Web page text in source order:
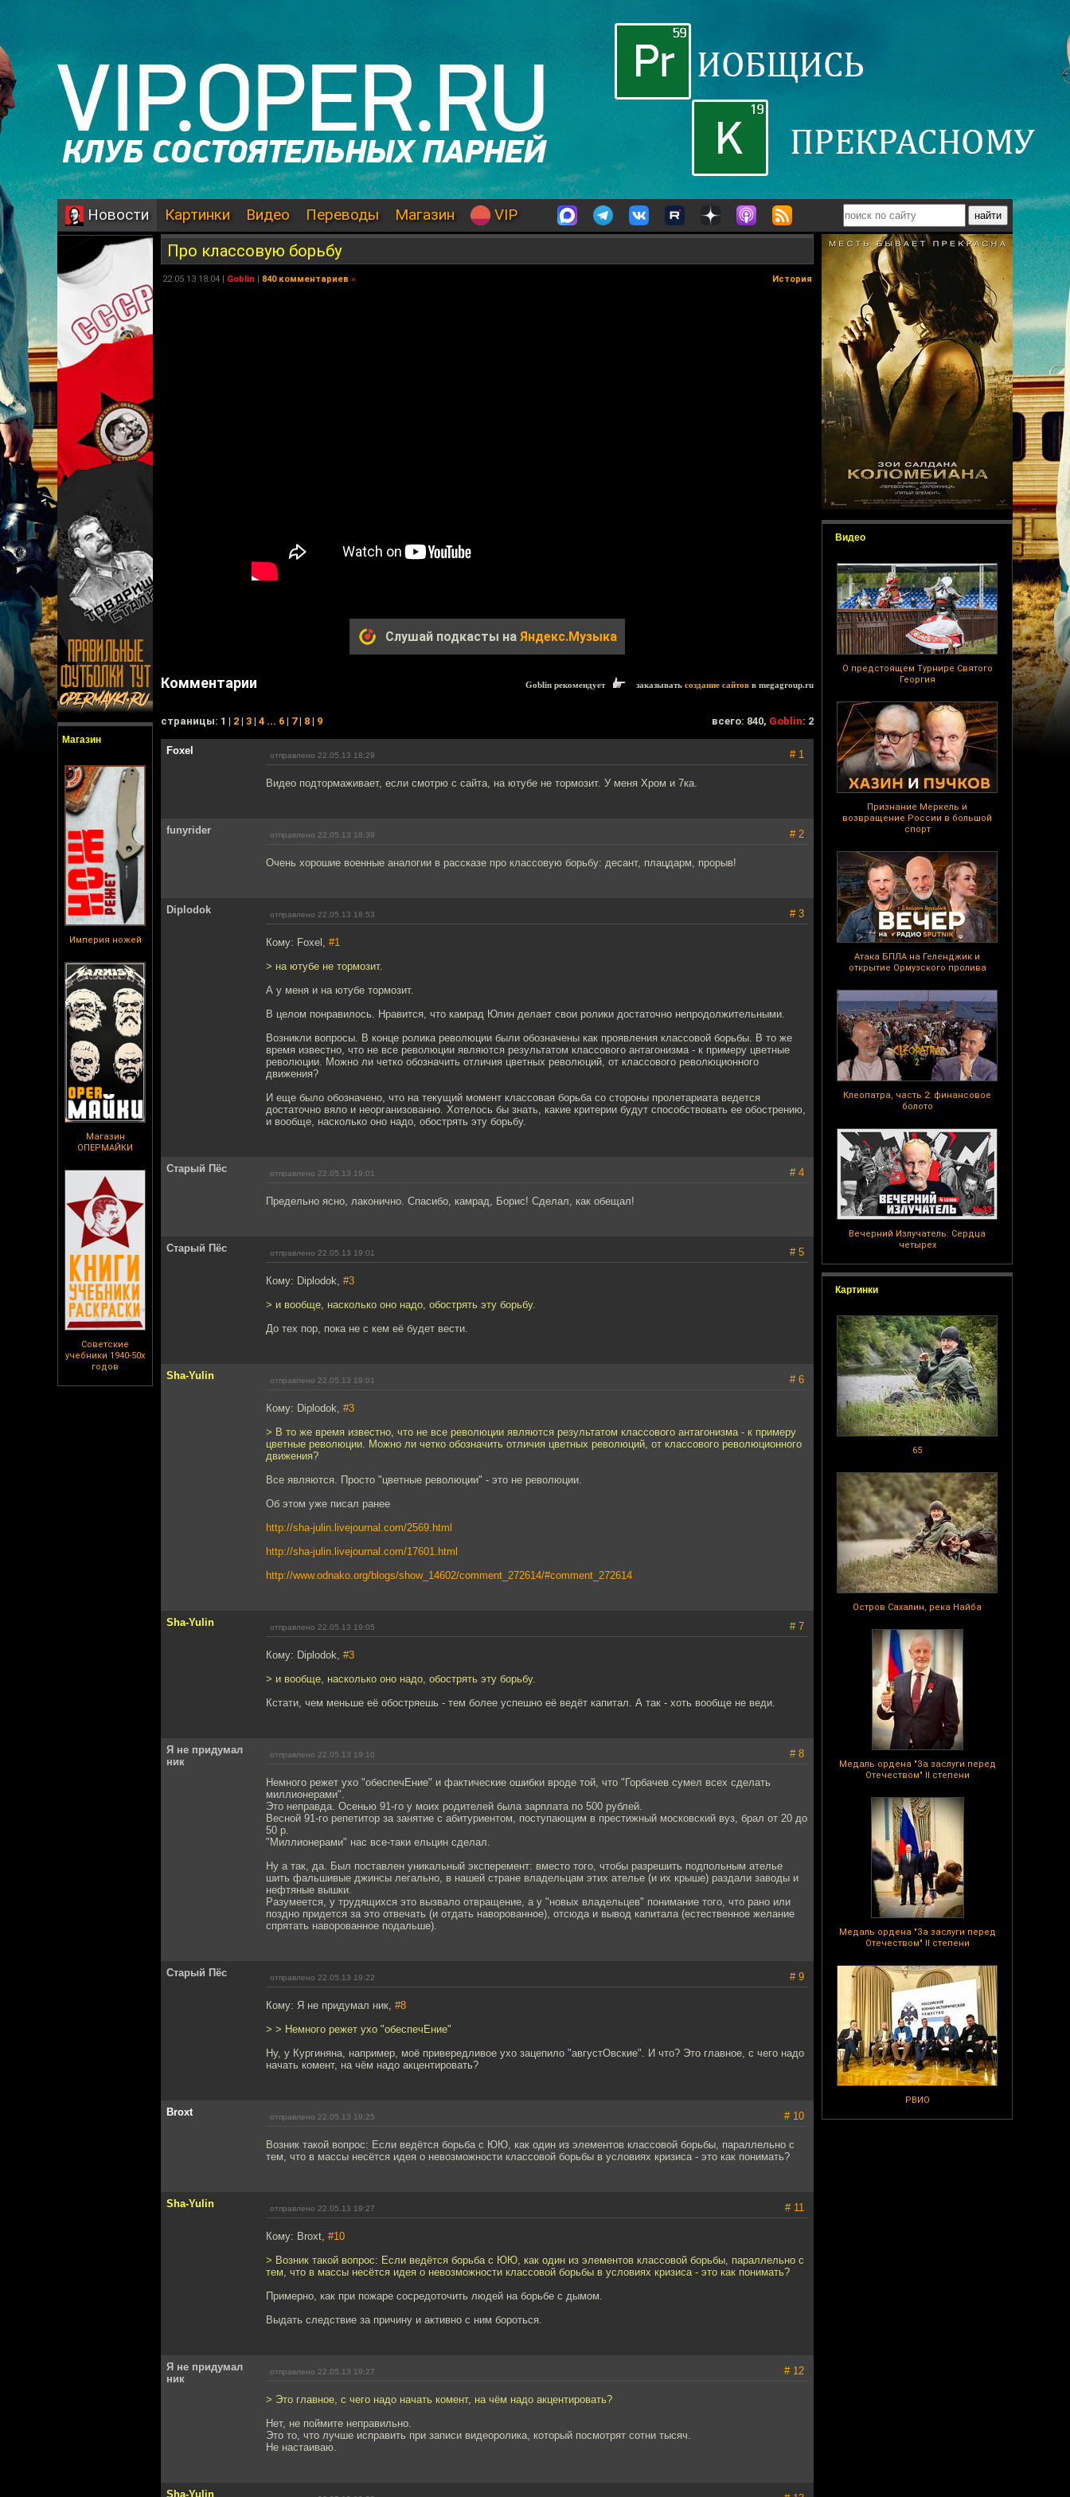
Новости Картинки Видео Переводы Магазин VIP
Магазин
Империя ножей
Магазин
ОПЕРМАЙКИ
Советские
учебники 1940-50х
годов
Видео
О предстоящем Турнире Святого
Георгия
Признание Меркель и
возвращение России в большой
спорт
Атака БПЛА на Геленджик и
открытие Ормузского пролива
Клеопатра, часть 2: финансовое
болото
Вечерний Излучатель: Сердца
четырех
Картинки
65
Остров Сахалин, река Найба
Медаль ордена "За заслуги перед
Отечеством" II степени
Медаль ордена "За заслуги перед
Отечеством" II степени
РВИО
Про классовую борьбу
22.05.13 18:04 | Goblin | 840 комментариев » История
Слушай подкасты на Яндекс.Музыка
Комментарии Goblin рекомендует заказывать создание сайтов в megagroup.ru
cтраницы: 1 | 2 | 3 | 4 ... 6 | 7| 8 | 9 всего: 840, Goblin: 2
Foxel отправлено 22.05.13 18:29 # 1
Видео подтормаживает, если смотрю с сайта, на ютубе не тормозит. У меня Хром и 7ка.
funyrider отправлено 22.05.13 18:39 # 2
Очень хорошие военные аналогии в рассказе про классовую борьбу: десант, плацдарм, прорыв!
Diplodok отправлено 22.05.13 18:53 # 3
Кому: Foxel, #1
> на ютубе не тормозит.
А у меня и на ютубе тормозит.
В целом понравилось. Нравится, что камрад Юлин делает свои ролики достаточно непродолжительными.
Возникли вопросы. В конце ролика революции были обозначены как проявления классовой борьбы. В то же
время известно, что не все революции являются результатом классового антагонизма - к примеру цветные
революции. Можно ли четко обозначить отличия цветных революций, от классового революционного
движения?
И еще было обозначено, что на текущий момент классовая борьба со стороны пролетариата ведется
достаточно вяло и неорганизованно. Хотелось бы знать, какие критерии будут способствовать ее обострению,
и вообще, насколько оно надо, обострять эту борьбу.
Старый Пёс отправлено 22.05.13 19:01 # 4
Предельно ясно, лаконично. Спасибо, камрад, Борис! Сделал, как обещал!
Старый Пёс отправлено 22.05.13 19:01 # 5
Кому: Diplodok, #3
> и вообще, насколько оно надо, обострять эту борьбу.
До тех пор, пока не с кем её будет вести.
Sha-Yulin отправлено 22.05.13 19:01 # 6
Кому: Diplodok, #3
> В то же время известно, что не все революции являются результатом классового антагонизма - к примеру
цветные революции. Можно ли четко обозначить отличия цветных революций, от классового революционного
движения?
Все являются. Просто "цветные революции" - это не революции.
Об этом уже писал ранее
http://sha-julin.livejournal.com/2569.html
http://sha-julin.livejournal.com/17601.html
http://www.odnako.org/blogs/show_14602/comment_272614/#comment_272614
Sha-Yulin отправлено 22.05.13 19:05 # 7
Кому: Diplodok, #3
> и вообще, насколько оно надо, обострять эту борьбу.
Кстати, чем меньше её обостряешь - тем более успешно её ведёт капитал. А так - хоть вообще не веди.
Я не придумал
ник
отправлено 22.05.13 19:10 # 8
Немного режет ухо "обеспечЕние" и фактические ошибки вроде той, что "Горбачев сумел всех сделать
миллионерами".
Это неправда. Осенью 91-го у моих родителей была зарплата по 500 рублей.
Весной 91-го репетитор за занятие с абитуриентом, поступающим в престижный московский вуз, брал от 20 до
50 р.
"Миллионерами" нас все-таки ельцин сделал.
Ну а так, да. Был поставлен уникальный эксперемент: вместо того, чтобы разрешить подпольным ателье
шить фальшивые джинсы легально, в нашей стране владельцам этих ателье (и их крыше) раздали заводы и
нефтяные вышки.
Разумеется, у трудящихся это вызвало отвращение, а у "новых владельцев" понимание того, что рано или
поздно придется за это отвечать (и отдать наворованное), отсюда и вывод капитала (естественное желание
спрятать наворованное подальше).
Старый Пёс отправлено 22.05.13 19:22 # 9
Кому: Я не придумал ник, #8
> > Немного режет ухо "обеспечЕние"
Ну, у Кургиняна, например, моё привередливое ухо зацепило "августОвские". И что? Это главное, с чего надо
начать комент, на чём надо акцентировать?
Broxt отправлено 22.05.13 19:25 # 10
Возник такой вопрос: Если ведётся борьба с ЮЮ, как один из элементов классовой борьбы, параллельно с
тем, что в массы несётся идея о невозможности классовой борьбы в условиях кризиса - это как понимать?
Sha-Yulin отправлено 22.05.13 19:27 # 11
Кому: Broxt, #10
> Возник такой вопрос: Если ведётся борьба с ЮЮ, как один из элементов классовой борьбы, параллельно с
тем, что в массы несётся идея о невозможности классовой борьбы в условиях кризиса - это как понимать?
Примерно, как при пожаре сосредоточить людей на борьбе с дымом.
Выдать следствие за причину и активно с ним бороться.
Я не придумал
ник
отправлено 22.05.13 19:27 # 12
> Это главное, с чего надо начать комент, на чём надо акцентировать?
Нет, не поймите неправильно.
Это то, что лучше исправить при записи видеоролика, который посмотрят сотни тысяч.
Не настаиваю.
Sha-Yulin